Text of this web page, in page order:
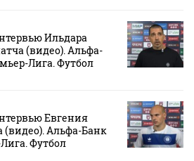
Ильдара
(видео). Альфа-
Лига. Футбол
Евгения
(видео). Альфа-Банк
Футбол